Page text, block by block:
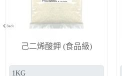
己二烯酸鉀 (食品級)